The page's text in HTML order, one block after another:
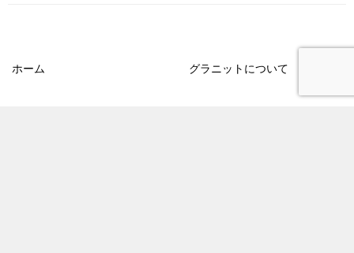
ホーム グラニットについて